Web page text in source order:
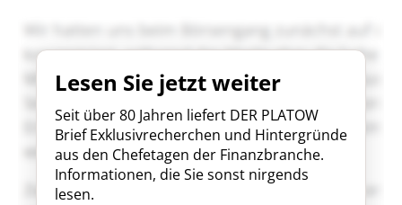
Lesen Sie jetzt weiter
Seit über 80 Jahren liefert DER PLATOW
Brief Exklusivrecherchen und Hintergründe
aus den Chefetagen der Finanzbranche.
Informationen, die Sie sonst nirgends
lesen.